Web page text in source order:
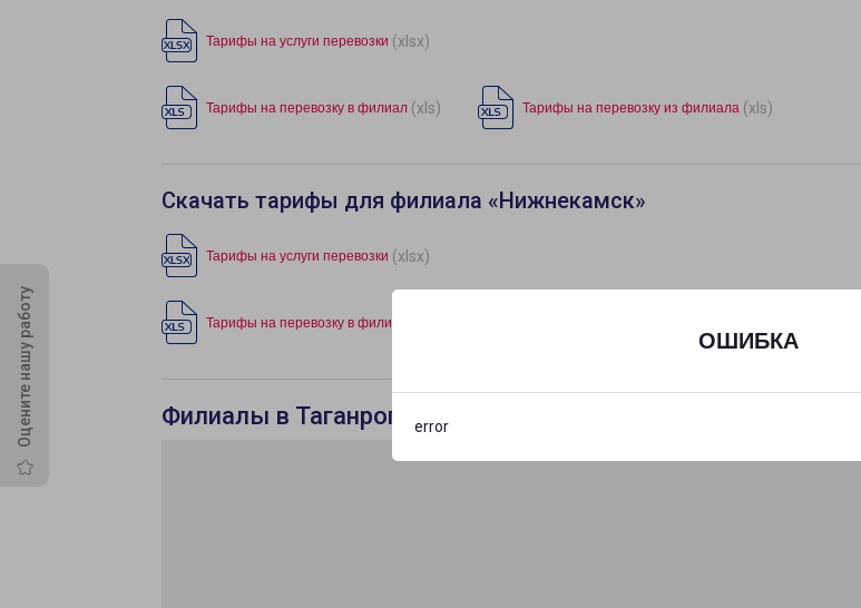
ОШИБКА
error
Оцените нашу работу
Тарифы на услуги перевозки (xlsx)
Тарифы на перевозку в филиал (xls) Тарифы на перевозку из филиала (xls)
Скачать тарифы для филиала «Нижнекамск»
Тарифы на услуги перевозки (xlsx)
Тарифы на перевозку в филиал
Филиалы в Таганроге